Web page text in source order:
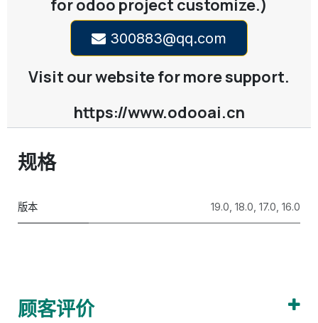
for odoo project customize.)
300883@qq.com
Visit our website for more support.
https://www.odooai.cn
规格
版本 19.0 18.0 17.0 16.0
顾客评价